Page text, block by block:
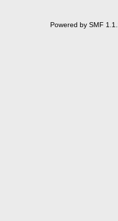
class definition:
class AE {
Powered by SMF